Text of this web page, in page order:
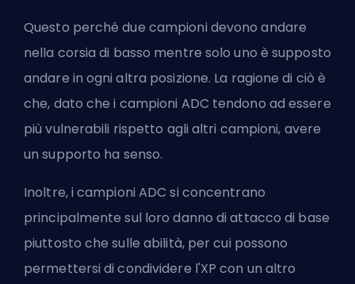
Questo perché due campioni devono andare
nella corsia di basso mentre solo uno è supposto
andare in ogni altra posizione. La ragione di ciò è
che, dato che i campioni ADC tendono ad essere
più vulnerabili rispetto agli altri campioni, avere
unsupporto ha senso.
Inoltre, i campioni ADC si concentrano
principalmente sul loro danno di attacco di base
piuttosto che sulle abilità, per cui possono
permettersi di condividere l'XP con un altro